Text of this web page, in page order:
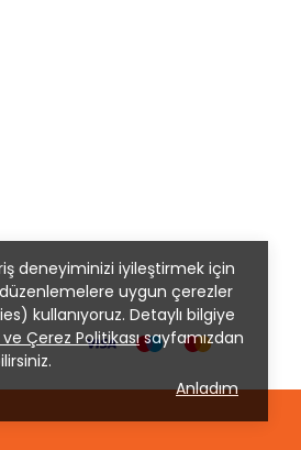
deneyiminizi iyileştirmek için
uygun çerezler
kullanıyoruz. Detaylı bilgiye
ve Çerez Politikasısayfamızdan
Anladım